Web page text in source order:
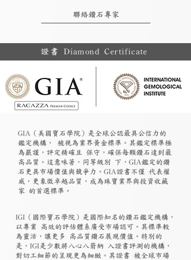
聯絡鑽石專家
證書 Diamond Certificate
GIA（美國寶石學院）是全球公認最具公信力的
鑑定機構， 被視為業界黃金標準。其鑑定標準極
為嚴謹，評定精確且 保守，確保每顆鑽石達到最
高品質。這意味著，同等級別 下，GIA鑑定的鑽
石更具市場價值與競爭力。GIA證書不僅 代表權
威，更象徵卓越品質，成為珠寶業界與投資收藏
家 的首選標準。
​IGI（國際寶石學院）是國際知名的鑽石鑑定機構，
以專業 高效的評估體系廣受市場認可。其標準較
為靈活，讓更多 高品質鑽石展現價值。特別的
是，IGI是少數將八心八箭納 入證書評測的機構，
對切工細節的呈現更為細緻。其證書 被全球市場